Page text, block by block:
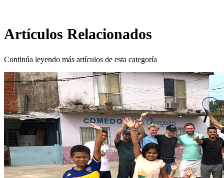
Artículos Relacionados
Continúa leyendo más artículos de esta categoría